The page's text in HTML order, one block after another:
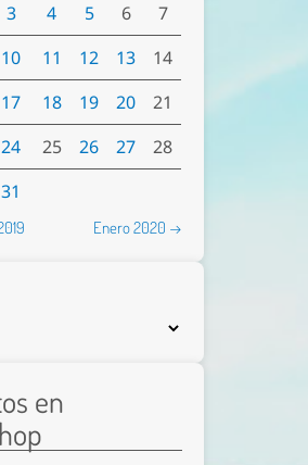
3 4 5 6
7
10 11 12 13
14
17 18 19 20
21
24 25 26 27
28
31
Enero 2020 →
en